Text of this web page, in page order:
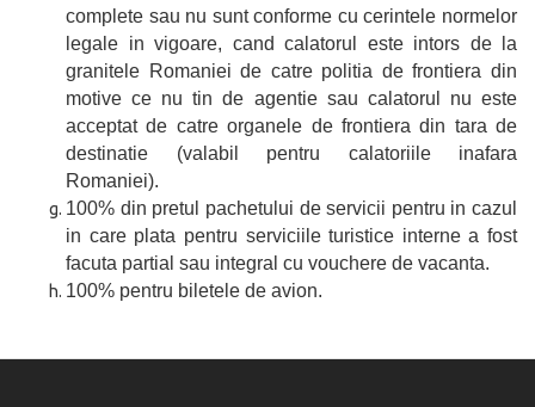
complete sau nu sunt conforme cu cerintele normelor
legale in vigoare, cand calatorul este intors de la
granitele Romaniei de catre politia de frontiera din
motive ce nu tin de agentie sau calatorul nu este
acceptat de catre organele de frontiera din tara de
destinatie (valabil pentru calatoriile inafara
Romaniei).
100% din pretul pachetului de servicii pentru in cazul
in care plata pentru serviciile turistice interne a fost
facuta partial sau integral cu vouchere de vacanta.
100% pentru biletele de avion.